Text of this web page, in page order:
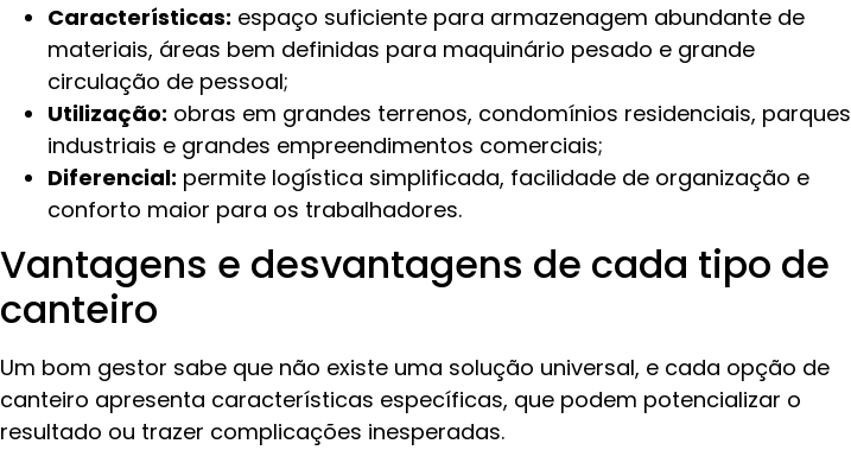
Características: espaço suficiente para armazenagem abundante de
materiais, áreas bem definidas para maquinário pesado e grande
circulação de pessoal;
Utilização: obras em grandes terrenos, condomínios residenciais, parques
industriais e grandes empreendimentos comerciais;
Diferencial: permite logística simplificada, facilidade de organização e
conforto maior para os trabalhadores.
Vantagens e desvantagens de cada tipo de
canteiro
Um bom gestor sabe que não existe uma solução universal, e cada opção de
canteiro apresenta características específicas, que podem potencializar o
resultado ou trazer complicações inesperadas.